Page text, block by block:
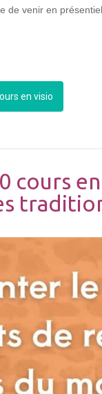
de venir en
en visio
cours